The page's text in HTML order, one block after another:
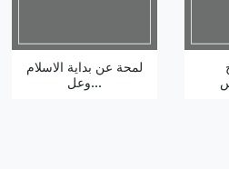
لمحة عن بداية الاسلام
وعل...